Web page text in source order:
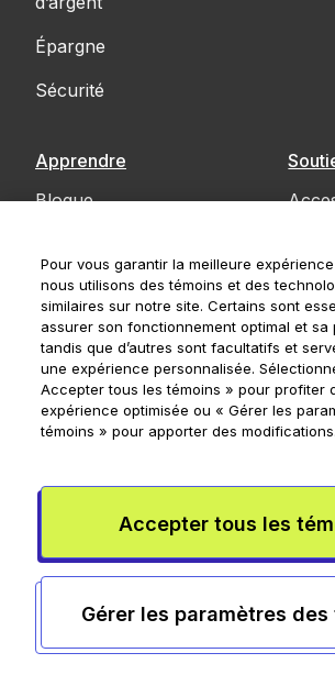
Épargne
Sécurité
Apprendre
Blogue
avec
Avis
Banque Royale du Canada, © 2026
20, rue King Ouest, 8e étage,
Conditions de l’appli Mydoh
Conditions de la
Pour vous garantir la meilleure
nous utilisons des témoins et des
similaires sur notre site. Certains sont
assurer son fonctionnement optimal et sa
tandis que d’autres sont facultatifs et
une expérience personnalisée.
Accepter tous les témoins » pour profiter
expérience optimisée ou « Gérer les
témoins » pour apporter des modifications.
Gérer les paramètres des
Accepter tous les